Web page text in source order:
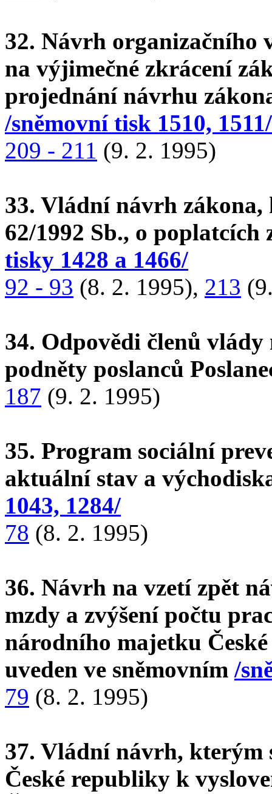
32. Návrh organizačního
na výjimečné zkrácení
projednání návrhu
/sněmovní tisk 1510, 1511/
209 - 211 (9. 2. 1995)
33. Vládní návrh zákona,
62/1992 Sb., o
tisky 1428 a 1466/
92 - 93 (8. 2. 1995), 213
34. Odpovědi členů
podněty poslanců
187 (9. 2. 1995)
35. Program sociální
aktuální stav a
1043, 1284/
78 (8. 2. 1995)
36. Návrh na vzetí zpět
mzdy a zvýšení počtu
národního majetku
uveden ve sněmovním /
79 (8. 2. 1995)
37. Vládní návrh, kterým
České republiky k